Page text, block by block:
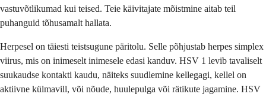
vastuvõtlikumad kui teised. Teie käivitajate mõistmine aitab teil
puhanguid tõhusamalt hallata.
Herpesel on täiesti teistsugune päritolu. Selle põhjustab herpes simplex
viirus, mis on inimeselt inimesele edasi kanduv. HSV 1 levib tavaliselt
suukaudse kontakti kaudu, näiteks suudlemine kellegagi, kellel on
aktiivne külmavill, või nõude, huulepulga või rätikute jagamine. HSV